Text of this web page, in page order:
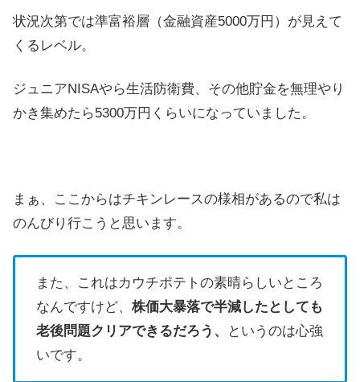
状況次第では準富裕層（金融資産5000万円）が見えて
くるレベル。
ジュニアNISAやら生活防衛費、その他貯金を無理やり
かき集めたら5300万円くらいになっていました。
まぁ、ここからはチキンレースの様相があるので私は
のんびり行こうと思います。
また、これはカウチポテトの素晴らしいところ
なんですけど、 株価大暴落で半減したとしても
老後問題クリアできるだろう、
というのは心強
いです。